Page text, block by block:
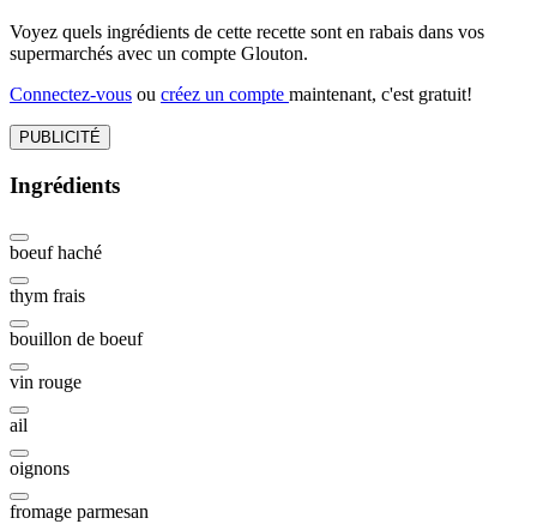
Voyez quels ingrédients de cette recette sont en rabais dans vos
supermarchés avec un compte Glouton.
Connectez-vous ou créez un compte maintenant, c'est gratuit!
PUBLICITÉ
Ingrédients
boeuf haché
thym frais
bouillon de boeuf
vin rouge
ail
oignons
fromage parmesan